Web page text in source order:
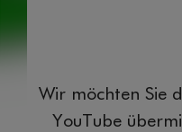
Wir möchten Sie
YouTube